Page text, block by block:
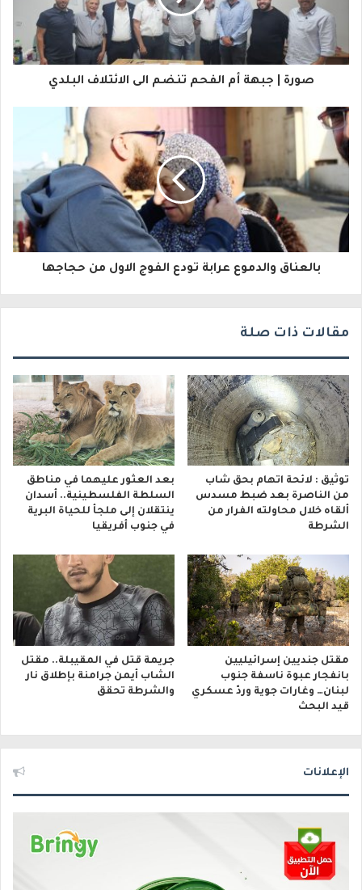
ا
إ
ت
ن
صورة | جبهة أم الفحم تنضم الى الائتلاف البلدي
بالعناق والدموع عرابة تودع الفوج الاول من حجاجها
مقالات ذات صلة
توثيق : لائحة اتهام بحق شاب
من الناصرة بعد ضبط مسدس
ألقاه خلال محاولته الفرار من
الشرطة
بعد العثور عليهما في مناطق
السلطة الفلسطينية.. أسدان
ينتقلان إلى ملجأ للحياة البرية
في جنوب أفريقيا
مقتل جنديين إسرائيليين
بانفجار عبوة ناسفة جنوب
لبنان… وغارات جوية وردّ عسكري
قيد البحث
جريمة قتل في المقيبلة.. مقتل
الشاب أيمن جرامنة بإطلاق نار
والشرطة تحقق
الإعلانات